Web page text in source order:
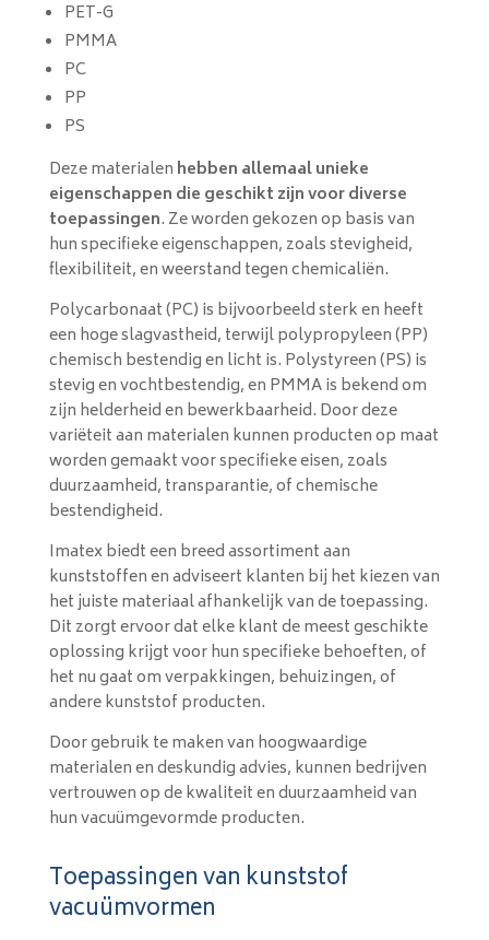
PET-G
PMMA
PC
PP
PS
Deze materialen hebben allemaal unieke
eigenschappen die geschikt zijn voor diverse
toepassingen. Ze worden gekozen op basis van
hun specifieke eigenschappen, zoals stevigheid,
flexibiliteit, en weerstand tegen chemicaliën.
Polycarbonaat (PC) is bijvoorbeeld sterk en heeft
een hoge slagvastheid, terwijl polypropyleen (PP)
chemisch bestendig en licht is. Polystyreen (PS) is
stevig en vochtbestendig, en PMMA is bekend om
zijn helderheid en bewerkbaarheid. Door deze
variëteit aan materialen kunnen producten op maat
worden gemaakt voor specifieke eisen, zoals
duurzaamheid, transparantie, of chemische
bestendigheid.
Imatex biedt een breed assortiment aan
kunststoffen en adviseert klanten bij het kiezen van
het juiste materiaal afhankelijk van de toepassing.
Dit zorgt ervoor dat elke klant de meest geschikte
oplossing krijgt voor hun specifieke behoeften, of
het nu gaat om verpakkingen, behuizingen, of
andere kunststof producten.
Door gebruik te maken van hoogwaardige
materialen en deskundig advies, kunnen bedrijven
vertrouwen op de kwaliteit en duurzaamheid van
hun vacuümgevormde producten.
Toepassingen van kunststof
vacuümvormen